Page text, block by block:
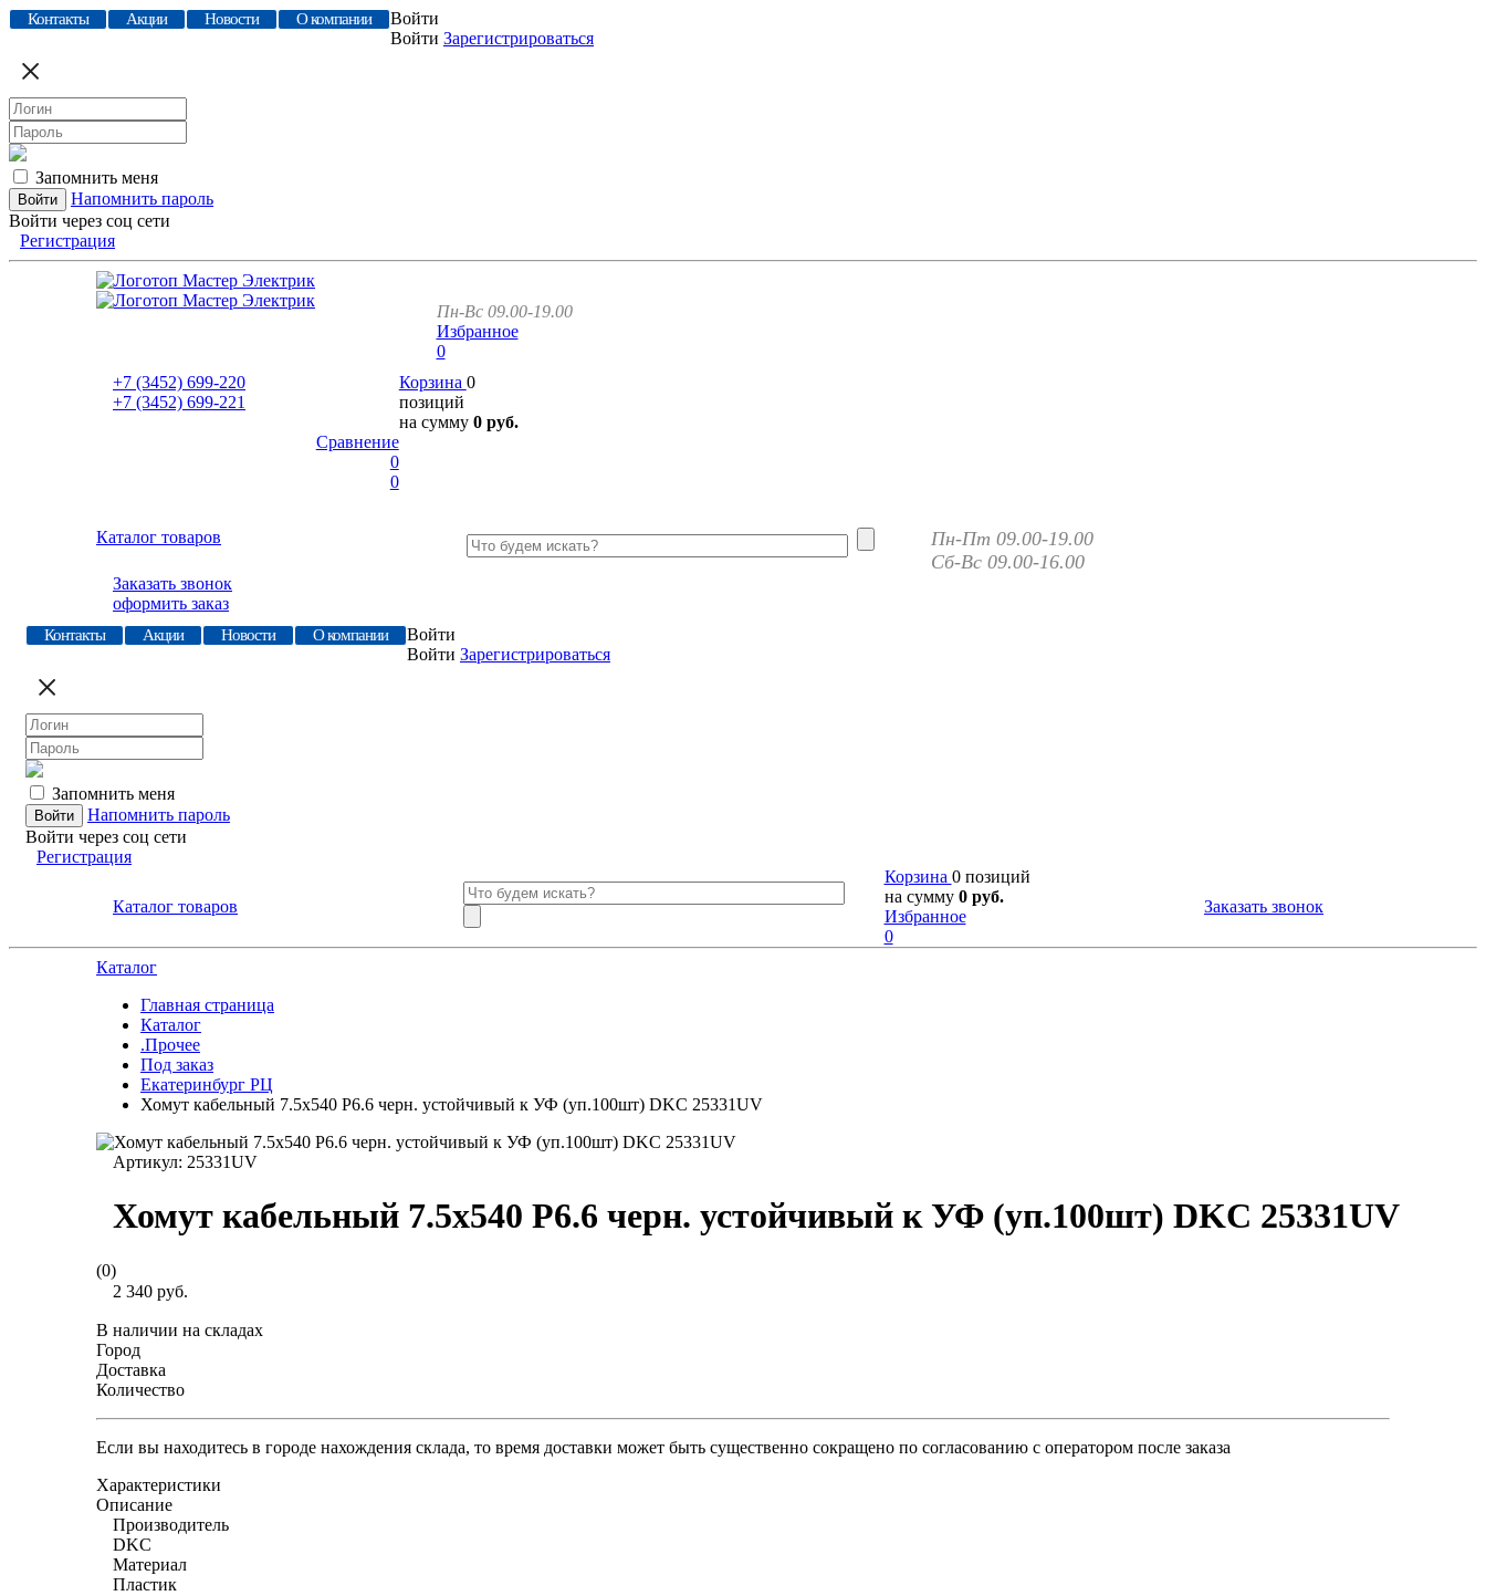
Контакты Акции Новости О компании
Войти
Войти Зарегистрироваться
Запомнить меня
Напомнить пароль
Войти через соц сети
Регистрация
Пн-Вс 09.00-19.00
Избранное
0
+7 (3452) 699-220
+7 (3452) 699-221
Корзина 0
позиций
на сумму 0 руб.
Сравнение
0
0
Каталог товаров
Пн-Пт 09.00-19.00
Сб-Вс 09.00-16.00
Заказать звонок
оформить заказ
Контакты Акции Новости О компании
Войти
Войти Зарегистрироваться
Запомнить меня
Напомнить пароль
Войти через соц сети
Регистрация
Каталог товаров
Корзина 0 позиций
на сумму 0 руб.
Избранное
0
Заказать звонок
Каталог
Главная страница
Каталог
.Прочее
Под заказ
Екатеринбург РЦ
Хомут кабельный 7.5х540 P6.6 черн. устойчивый к УФ (уп.100шт) DKC 25331UV
Артикул: 25331UV
Хомут кабельный 7.5х540 P6.6 черн. устойчивый к УФ (уп.100шт) DKC 25331UV
(0)
2 340 руб.
В наличии на складах
Город
Доставка
Количество
Если вы находитесь в городе нахождения склада, то время доставки может быть существенно сокращено по согласованию с оператором после заказа
Характеристики
Описание
Производитель
DKC
Материал
Пластик